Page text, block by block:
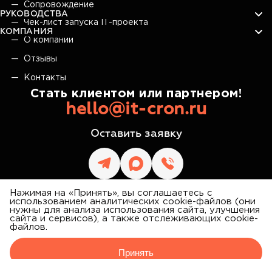
Нажимая на «Принять», вы соглашаетесь с
использованием аналитических cookie-файлов (они
нужны для анализа использования сайта, улучшения
сайта и сервисов), а также отслеживающих cookie-
файлов.
Принять
IT CRON
Сопровождение
РУКОВОДСТВА
Чек-лист запуска IT-проекта
КОМПАНИЯ
О компании
Отзывы
Контакты
Стать клиентом или партнером!
hello@it-cron.ru
Оставить заявку